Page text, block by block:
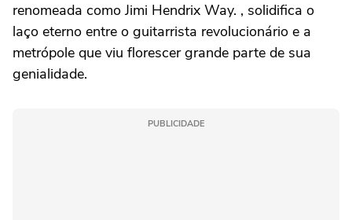
renomeada como Jimi Hendrix Way. , solidifica o
laço eterno entre o guitarrista revolucionário e a
metrópole que viu florescer grande parte de sua
genialidade.
PUBLICIDADE